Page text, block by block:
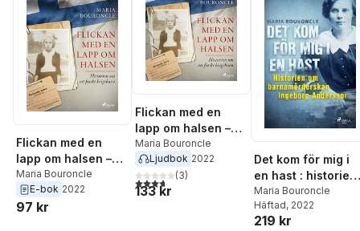
Flickan med en
lapp om halsen –
Historien om ett
finskt krigsbarn
Maria Bouroncle
E-bok 2022
97 kr
Flickan med en
lapp om halsen –
Historien om ett
finskt krigsbarn
Maria Bouroncle
Ljudbok 2022
3,7utav 5 stjärnor. Totalt antal röster:
(3)
133 kr
Det kom för mig i
en hast : historien
om
barnamörderskan
Ingeborg
Maria Bouroncle
Häftad, 2022
219 kr